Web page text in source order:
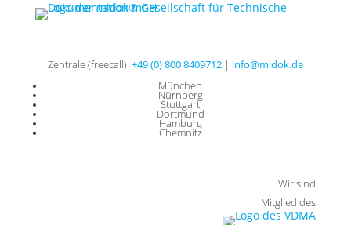
Zentrale (freecall): +49 (0) 800 8409712| info@midok.de
München
Nürnberg
Stuttgart
Dortmund
Hamburg
Chemnitz
Wir sind
Mitglied des